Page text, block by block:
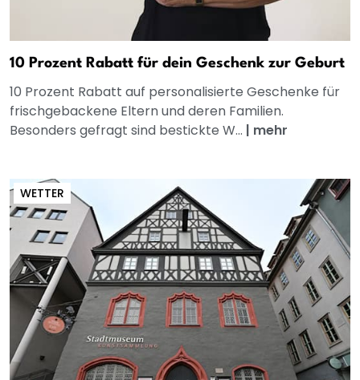
10 Prozent Rabatt für dein Geschenk zur Geburt
10 Prozent Rabatt auf personalisierte Geschenke für
frischgebackene Eltern und deren Familien.
Besonders gefragt sind bestickte W... | mehr
WETTER